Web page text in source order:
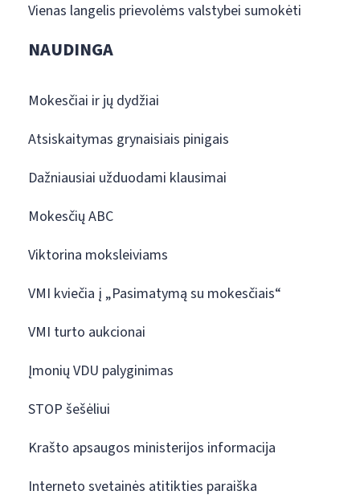
Vienas langelis prievolėms valstybei sumokėti
NAUDINGA
Mokesčiai ir jų dydžiai
Atsiskaitymas grynaisiais pinigais
Dažniausiai užduodami klausimai
Mokesčių ABC
Viktorina moksleiviams
VMI kviečia į „Pasimatymą su mokesčiais“
VMI turto aukcionai
Įmonių VDU palyginimas
STOP šešėliui
Krašto apsaugos ministerijos informacija
Interneto svetainės atitikties paraiška